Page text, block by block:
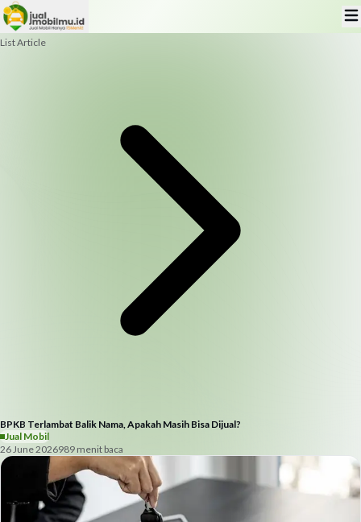
List Article
BPKB Terlambat Balik Nama, Apakah Masih Bisa Dijual?
Jual Mobil
26 June 2026989 menit baca